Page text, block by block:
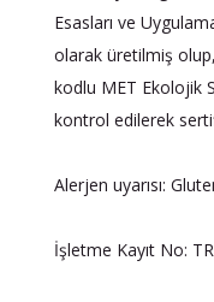
Esasları ve
olarak üretilmiş
kodlu MET Ekolojik
kontrol edilerek
Alerjen uyarısı:
İşletme Kayıt No: